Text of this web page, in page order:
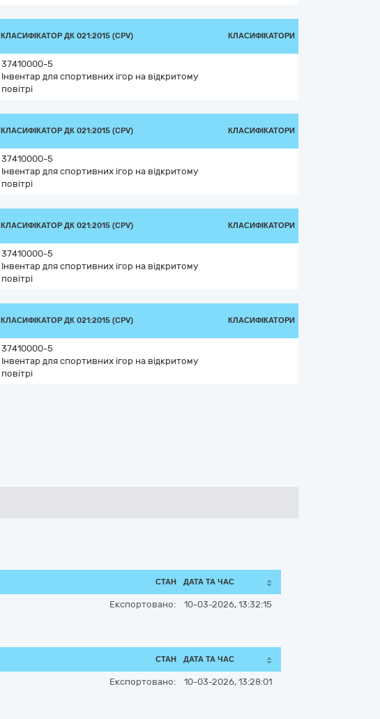
КЛАСИФІКАТОР ДК 021:2015 (CPV) КЛАСИФІКАТОРИ
37410000-5
Інвентар для спортивних ігор на відкритому
повітрі
КЛАСИФІКАТОР ДК 021:2015 (CPV) КЛАСИФІКАТОРИ
37410000-5
Інвентар для спортивних ігор на відкритому
повітрі
КЛАСИФІКАТОР ДК 021:2015 (CPV) КЛАСИФІКАТОРИ
37410000-5
Інвентар для спортивних ігор на відкритому
повітрі
КЛАСИФІКАТОР ДК 021:2015 (CPV) КЛАСИФІКАТОРИ
37410000-5
Інвентар для спортивних ігор на відкритому
повітрі
СТАН ДАТА ТА ЧАС
Експортовано: 10-03-2026, 13:32:15
СТАН ДАТА ТА ЧАС
Експортовано: 10-03-2026, 13:28:01